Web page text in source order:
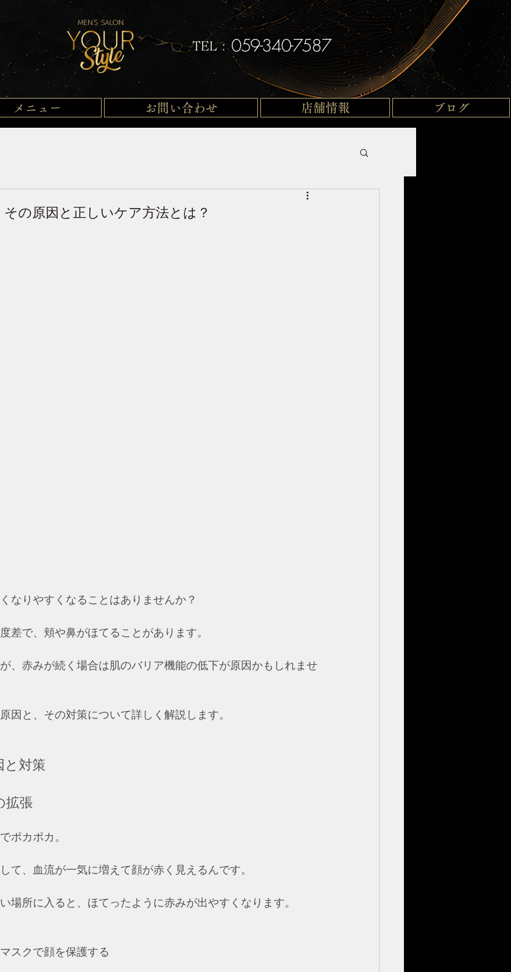
TEL : 059-340-7587
メニュー お問い合わせ 店舗情報 ブログ
の原因と正しいケア方法とは？
なりやすくなることはありませんか？
差で、頬や鼻がほてることがあります。
、赤みが続く場合は肌のバリア機能の低下が原因かもしれませ
因と、その対策について詳しく解説します。
と対策
拡張
ポカポカ。
て、血流が一気に増えて顔が赤く見えるんです。
場所に入ると、ほてったように赤みが出やすくなります。
スクで顔を保護する